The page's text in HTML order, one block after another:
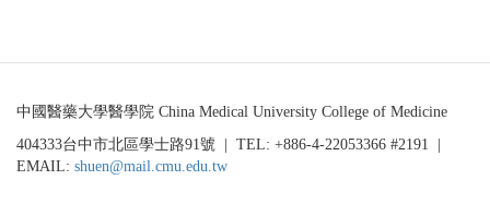
中國醫藥大學醫學院 China Medical University College of Medicine
404333台中市北區學士路91號 | TEL: +886-4-22053366 #2191 |
EMAIL: shuen@mail.cmu.edu.tw